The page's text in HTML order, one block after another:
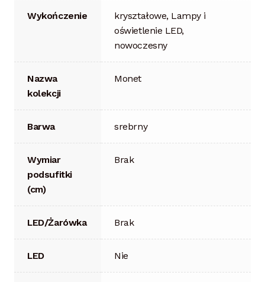
Wykończenie
kryształowe, Lampy i
oświetlenie LED,
nowoczesny
Nazwa
kolekcji
Monet
Barwa srebrny
Wymiar
podsufitki
(cm)
Brak
LED/Żarówka Brak
LED Nie